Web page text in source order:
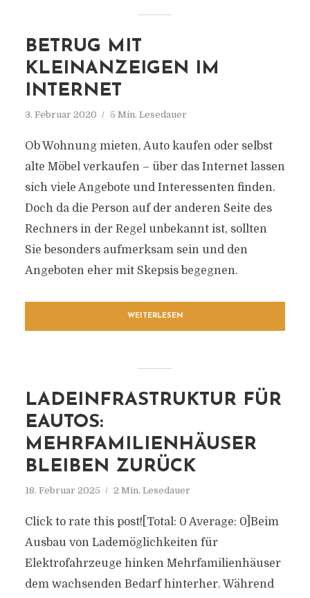
BETRUG MIT
KLEINANZEIGEN IM
INTERNET
3. Februar 2020 5 Min. Lesedauer
Ob Wohnung mieten, Auto kaufen oder selbst
alte Möbel verkaufen – über das Internet lassen
sich viele Angebote und Interessenten finden.
Doch da die Person auf der anderen Seite des
Rechners in der Regel unbekannt ist, sollten
Sie besonders aufmerksam sein und den
Angeboten eher mit Skepsis begegnen.
WEITERLESEN
LADEINFRASTRUKTUR FÜR
EAUTOS:
MEHRFAMILIENHÄUSER
BLEIBEN ZURÜCK
18. Februar 2025 2 Min. Lesedauer
Click to rate this post![Total: 0 Average: 0]Beim
Ausbau von Lademöglichkeiten für
Elektrofahrzeuge hinken Mehrfamilienhäuser
dem wachsenden Bedarf hinterher. Während